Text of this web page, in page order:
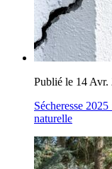
Publié le 14 Avr.
Sécheresse
naturelle